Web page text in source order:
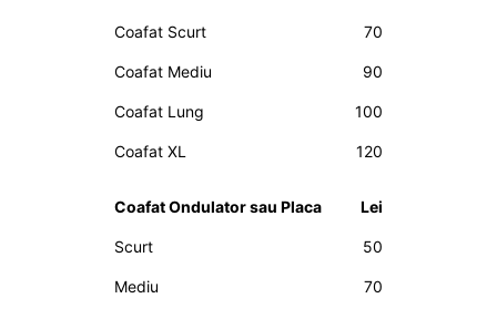
Coafat Scurt 70
Coafat Mediu 90
Coafat Lung 100
Coafat XL 120
Coafat Ondulator sau Placa Lei
Scurt 50
Mediu 70